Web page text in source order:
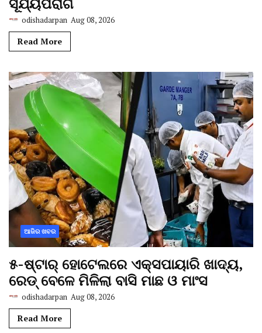
odishadarpan Aug 08, 2026
Read More
ଆଜିର ଖବର
୫-ଷ୍ଟାର୍ ହୋଟେଲରେ ଏକ୍ସପାୟାରି ଖାଦ୍ୟ,
ରେଡ୍ ବେଳେ ମିଳିଲା ବାସି ମାଛ ଓ ମାଂସ
odishadarpan Aug 08, 2026
Read More